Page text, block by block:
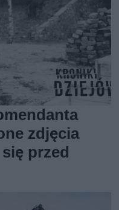
zdjęcia
przed